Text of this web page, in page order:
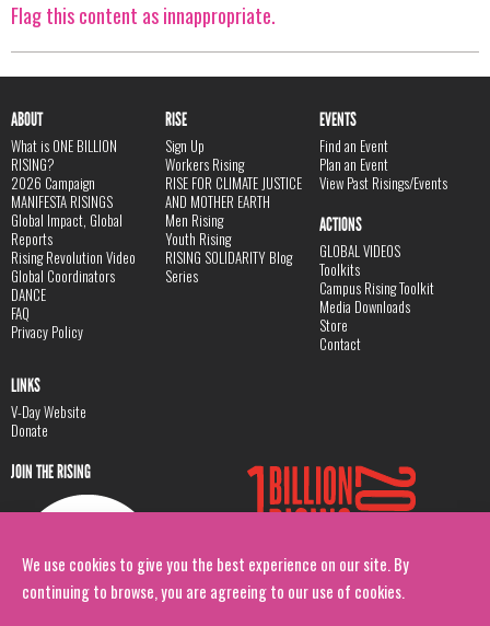
We use cookies to give you the best experience on our site. By
continuing to browse, you are agreeing to our use of cookies.
Flag this content as innappropriate.
ABOUT
What is ONE BILLION
RISING?
2026 Campaign
MANIFESTA RISINGS
Global Impact, Global
Reports
Rising Revolution Video
Global Coordinators
DANCE
FAQ
Privacy Policy
RISE
Sign Up
Workers Rising
RISE FOR CLIMATE JUSTICE
AND MOTHER EARTH
Men Rising
Youth Rising
RISING SOLIDARITY Blog
Series
EVENTS
Find an Event
Plan an Event
View Past Risings/Events
ACTIONS
GLOBAL VIDEOS
Toolkits
Campus Rising Toolkit
Media Downloads
Store
Contact
LINKS
V-Day Website
Donate
JOIN THE RISING